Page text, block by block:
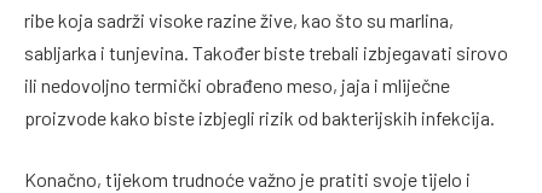
ribe koja sadrži visoke razine žive, kao što su marlina,
sabljarka i tunjevina. Također biste trebali izbjegavati sirovo
ili nedovoljno termički obrađeno meso, jaja i mliječne
proizvode kako biste izbjegli rizik od bakterijskih infekcija.
Konačno, tijekom trudnoće važno je pratiti svoje tijelo i